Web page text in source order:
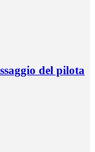
del pilota